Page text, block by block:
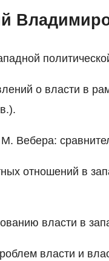
о власти в
Вебера:
отношений в
власти в
власти и